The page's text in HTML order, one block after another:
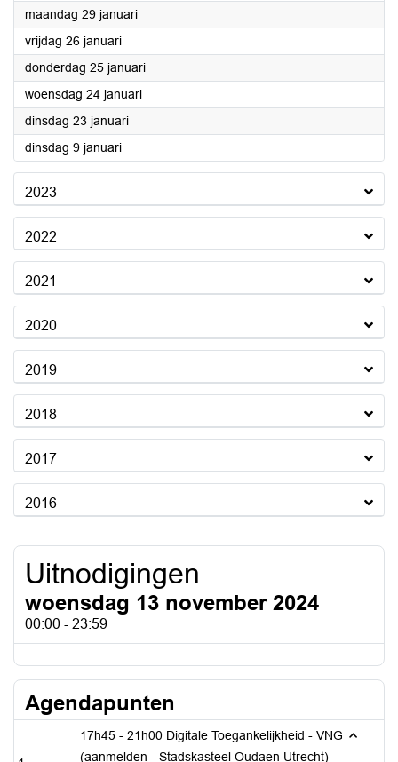
maandag 29 januari2024
vrijdag 26 januari2024
donderdag 25 januari2024
woensdag 24 januari2024
dinsdag 23 januari2024
dinsdag 9 januari2024
2023
2022
2021
2020
2019
2018
2017
2016
Uitnodigingen
woensdag 13 november 2024
00:00 - 23:59
Agendapunten
17h45 - 21h00 Digitale Toegankelijkheid - VNG
(aanmelden - Stadskasteel Oudaen Utrecht)